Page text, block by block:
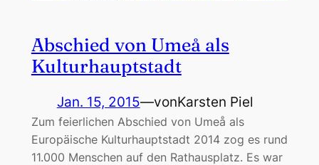
Abschied von Umeå als
Kulturhauptstadt
Jan. 15, 2015—vonKarsten Piel
Zum feierlichen Abschied von Umeå als
Europäische Kulturhauptstadt 2014 zog es rund
11.000 Menschen auf den Rathausplatz. Es war